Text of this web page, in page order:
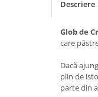
Descriere
Glob de
care
Dacă
plin de
parte din